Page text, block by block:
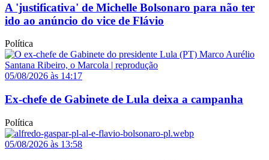
A 'justificativa' de Michelle Bolsonaro para não ter
ido ao anúncio do vice de Flávio
Política
05/08/2026 às 14:17
Ex-chefe de Gabinete de Lula deixa a campanha
Política
05/08/2026 às 13:58